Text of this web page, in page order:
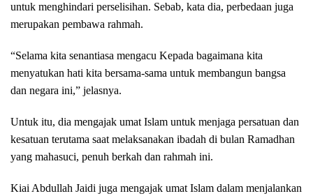
untuk menghindari perselisihan. Sebab, kata dia, perbedaan juga
merupakan pembawa rahmah.
“Selama kita senantiasa mengacu Kepada bagaimana kita
menyatukan hati kita bersama-sama untuk membangun bangsa
dan negara ini,” jelasnya.
Untuk itu, dia mengajak umat Islam untuk menjaga persatuan dan
kesatuan terutama saat melaksanakan ibadah di bulan Ramadhan
yang mahasuci, penuh berkah dan rahmah ini.
Kiai Abdullah Jaidi juga mengajak umat Islam dalam menjalankan